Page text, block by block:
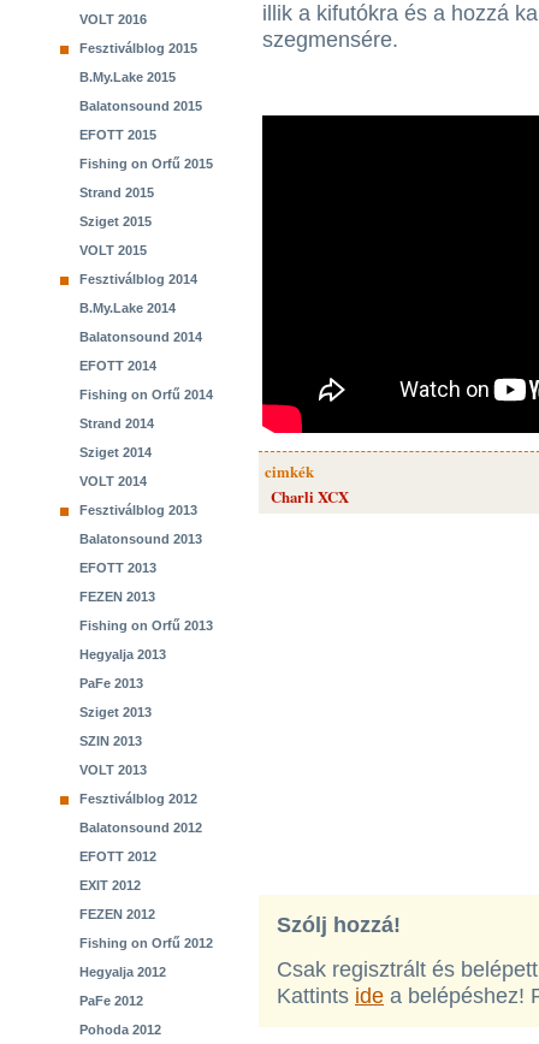
VOLT 2016
Fesztiválblog 2015
B.My.Lake 2015
Balatonsound 2015
EFOTT 2015
Fishing on Orfű 2015
Strand 2015
Sziget 2015
VOLT 2015
Fesztiválblog 2014
B.My.Lake 2014
Balatonsound 2014
EFOTT 2014
Fishing on Orfű 2014
Strand 2014
Sziget 2014
VOLT 2014
Fesztiválblog 2013
Balatonsound 2013
EFOTT 2013
FEZEN 2013
Fishing on Orfű 2013
Hegyalja 2013
PaFe 2013
Sziget 2013
SZIN 2013
VOLT 2013
Fesztiválblog 2012
Balatonsound 2012
EFOTT 2012
EXIT 2012
FEZEN 2012
Fishing on Orfű 2012
Hegyalja 2012
PaFe 2012
Pohoda 2012
illik a kifutókra és a hozzá
szegmensére.
cimkék
Charli XCX
Szólj hozzá!
Csak regisztrált és
Kattints ide a belépéshez!